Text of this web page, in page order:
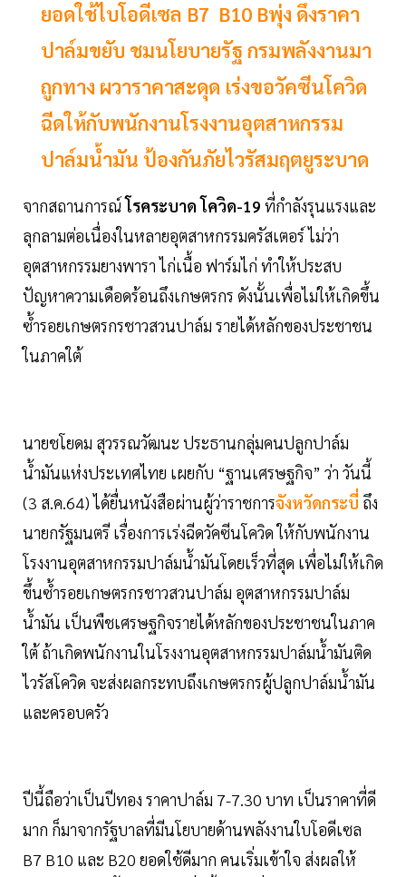
ยอดใช้ไบโอดีเซล B7 B10 Bพุ่ง ดึงราคา
ปาล์มขยับ ชมนโยบายรัฐ กรมพลังงานมา
ถูกทาง ผวาราคาสะดุด เร่งขอวัคซีนโควิด
ฉีดให้กับพนักงานโรงงานอุตสาหกรรม
ปาล์มน้ำมัน ป้องกันภัยไวรัสมฤตยูระบาด
จากสถานการณ์โรคระบาด โควิด-19 ที่กำลังรุนแรงและ
ลุกลามต่อเนื่องในหลายอุตสาหกรรมครัสเตอร์ ไม่ว่า
อุตสาหกรรมยางพารา ไก่เนื้อ ฟาร์มไก่ ทำให้ประสบ
ปัญหาความเดือดร้อนถึงเกษตรกร ดังนั้นเพื่อไม่ให้เกิดขึ้น
ซ้ำรอยเกษตรกรชาวสวนปาล์ม รายได้หลักของประชาชน
ในภาคใต้
นายชโยดม สุวรรณวัฒนะ ประธานกลุ่มคนปลูกปาล์ม
น้ำมันแห่งประเทศไทย เผยกับ “ฐานเศรษฐกิจ” ว่า วันนี้
(3 ส.ค.64) ได้ยื่นหนังสือผ่านผู้ว่าราชการจังหวัดกระบี่ ถึง
นายกรัฐมนตรี เรื่องการเร่งฉีดวัคซีนโควิด ให้กับพนักงาน
โรงงานอุตสาหกรรมปาล์มน้ำมันโดยเร็วที่สุด เพื่อไม่ให้เกิด
ขึ้นซ้ำรอยเกษตรกรชาวสวนปาล์ม อุตสาหกรรมปาล์ม
น้ำมัน เป็นพืชเศรษฐกิจรายได้หลักของประชาชนในภาค
ใต้ ถ้าเกิดพนักงานในโรงงานอุตสาหกรรมปาล์มน้ำมันติด
ไวรัสโควิด จะส่งผลกระทบถึงเกษตรกรผู้ปลูกปาล์มน้ำมัน
และครอบครัว
ปีนี้ถือว่าเป็นปีทอง ราคาปาล์ม 7-7.30 บาท เป็นราคาที่ดี
มาก ก็มาจากรัฐบาลที่มีนโยบายด้านพลังงานใบโอดีเซล
B7 B10 และ B20 ยอดใช้ดีมาก คนเริ่มเข้าใจ ส่งผลให้